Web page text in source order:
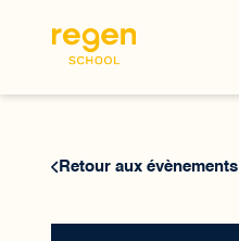
Retour aux évènements